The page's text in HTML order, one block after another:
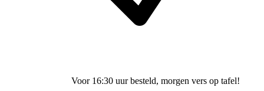
Voor 16:30 uur besteld, morgen vers op tafel!